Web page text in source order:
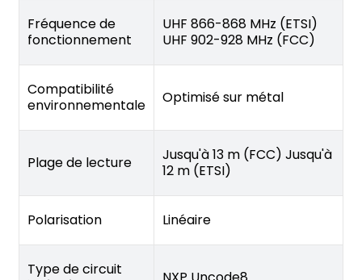
Fréquence de
fonctionnement
UHF 866-868 MHz (ETSI)
UHF 902-928 MHz (FCC)
Compatibilité
environnementale
Optimisé sur métal
Plage de lecture
Jusqu'à 13 m (FCC) Jusqu'à
12 m (ETSI)
Polarisation Linéaire
Type de circuit